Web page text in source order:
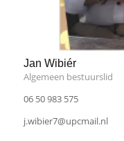
Jan Wibiér
Algemeen bestuurslid
06 50 983 575
j.wibier7@upcmail.nl